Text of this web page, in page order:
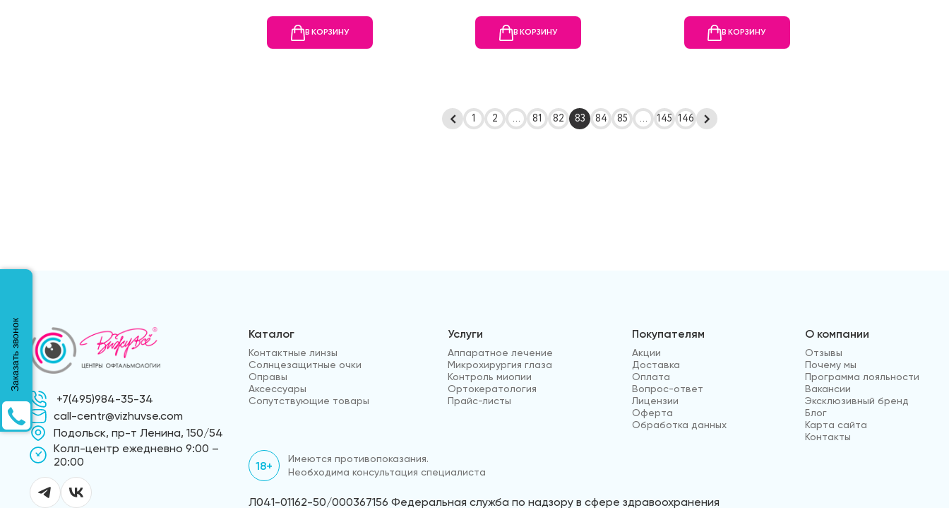
В КОРЗИНУ В КОРЗИНУ В КОРЗИНУ
1 2 ... 81 82 83 84 85 ... 145 146
+7(495)984-35-34
call-centr@vizhuvse.com
Подольск, пр-т Ленина, 150/54
Kолл-центр ежедневно 9:00 –
20:00
Каталог
Контактные линзы
Солнцезащитные очки
Оправы
Аксессуары
Сопутствующие товары
Услуги
Аппаратное лечение
Микрохирургия глаза
Контроль миопии
Ортокератология
Прайс-листы
Покупателям
Акции
Доставка
Оплата
Вопрос-ответ
Лицензии
Оферта
Обработка данных
О компании
Отзывы
Почему мы
Программа лояльности
Вакансии
Эксклюзивный бренд
Блог
Карта сайта
Контакты
18+
Имеются противопоказания.
Необходима консультация специалиста
Л041-01162-50/000367156 Федеральная служба по надзору в сфере здравоохранения
Заказать звонок